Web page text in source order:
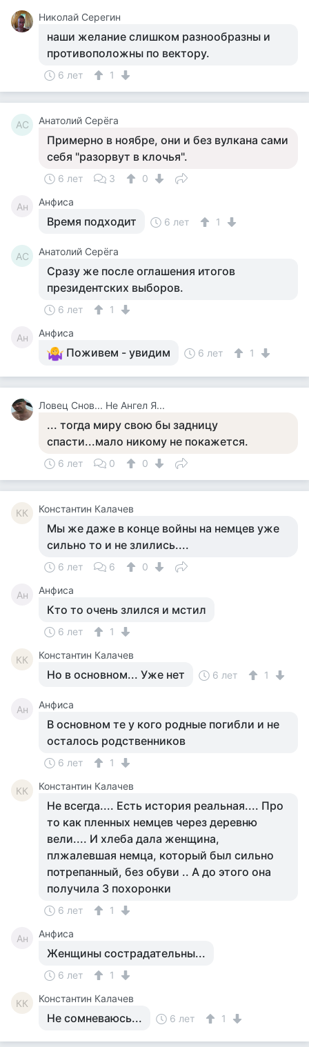
Николай Серегин
наши желание слишком разнообразны и
противоположны по вектору.
6 лет 1
АС Анатолий Серёга
Примерно в ноябре, они и без вулкана сами
себя "разорвут в клочья".
6 лет 3 0
Ан Анфиса
Время подходит 6 лет 1
АС Анатолий Серёга
Сразу же после оглашения итогов
президентских выборов.
6 лет 1
Ан Анфиса
Поживем - увидим 6 лет 1
Ловец Снов... Не Ангел Я...
... тогда миру свою бы задницу
спасти...мало никому не покажется.
6 лет 0 0
КК Константин Калачев
Мы же даже в конце войны на немцев уже
сильно то и не злились....
6 лет 6 0
Ан Анфиса
Кто то очень злился и мстил
6 лет 1
КК Константин Калачев
Но в основном... Уже нет 6 лет 1
Ан Анфиса
В основном те у кого родные погибли и не
осталось родственников
6 лет 1
КК Константин Калачев
Не всегда.... Есть история реальная.... Про
то как пленных немцев через деревню
вели.... И хлеба дала женщина,
плжалевшая немца, который был сильно
потрепанный, без обуви .. А до этого она
получила 3 похоронки
6 лет 1
Ан Анфиса
Женщины сострадательны...
6 лет 1
КК Константин Калачев
Не сомневаюсь... 6 лет 1